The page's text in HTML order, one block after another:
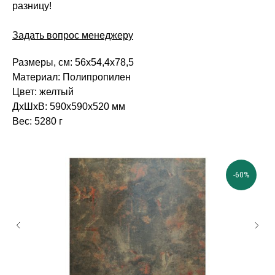
разницу!
Задать вопрос менеджеру
Размеры, см: 56х54,4х78,5
Материал: Полипропилен
Цвет: желтый
ДxШxВ: 590x590x520 мм
Вес: 5280 г
-60%